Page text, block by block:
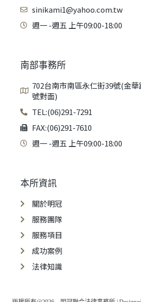
sinikami1@yahoo.com.tw
週一 -週五 上午09:00-18:00
南部事務所
702台南市南區永仁街39號(金華
號對面)
TEL:(06)291-7291
FAX:(06)291-7610
週一 -週五 上午09:00-18:00
本所資訊
關於明冠
服務團隊
服務項目
成功案例
法律知識